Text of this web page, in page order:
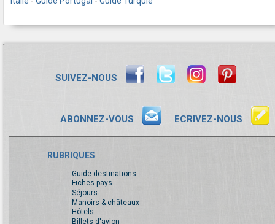
SUIVEZ-NOUS
ABONNEZ-VOUS ECRIVEZ-NOUS
RUBRIQUES
Guide destinations
Fiches pays
Séjours
Manoirs & châteaux
Hôtels
Billets d'avion